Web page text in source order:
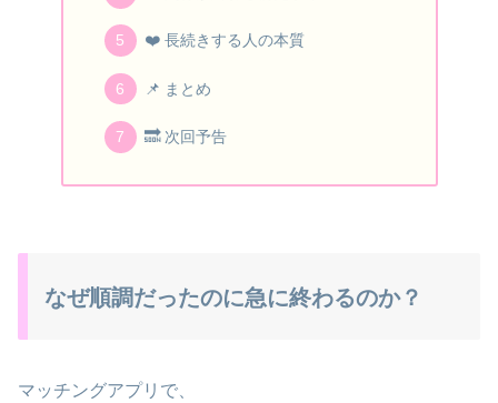
❤️ 長続きする人の本質
📌 まとめ
🔜 次回予告
なぜ順調だったのに急に終わるのか？
マッチングアプリで、